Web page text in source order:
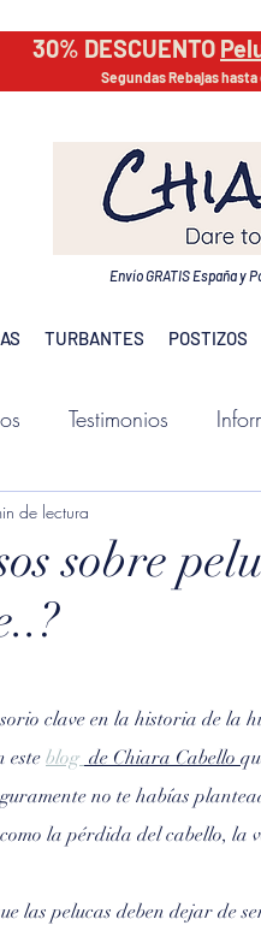
30% DESCUENTO
Segundas Rebajas
Envío GRATIS España y
TURBANTES POSTIZOS
Testimonios
sobre
de lectura
clave en la historia de la
este blog de Chiara Cabello
no te habías
la pérdida del cabello, la
las pelucas deben dejar de